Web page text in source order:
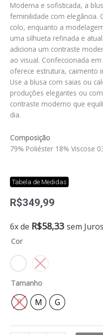
Moderna e sofisticada, a
feminilidade com elegância.
colo, enquanto a
uma silhueta refinada e
adiciona um contraste
ao visual. Confeccionada
oferece estrutura, caimento
Use a blusa com saias ou
produções elegantes ou
contraste moderno que
dia.
Composição
79% Poliéster 18% Viscose
Tabela de Medidas
R$349,99
6x de R$58,33 sem Juros
Cor
Tamanho
P M G
Blusa
fishbone
quantidade